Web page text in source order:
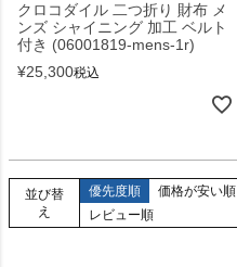
クロコダイル 二つ折り 財布 メ
ンズ シャイニング 加工 ベルト
付き (06001819-mens-1r)
¥25,300税込
並び替
え
優先度順 価格が安い順
レビュー順